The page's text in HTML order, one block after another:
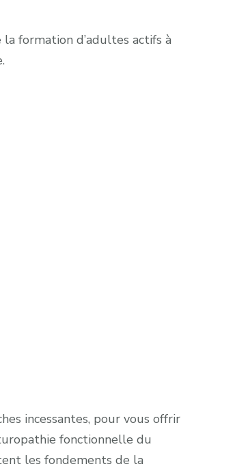
formation d’adultes actifs à
incessantes, pour vous offrir
fonctionnelle du
les fondements de la